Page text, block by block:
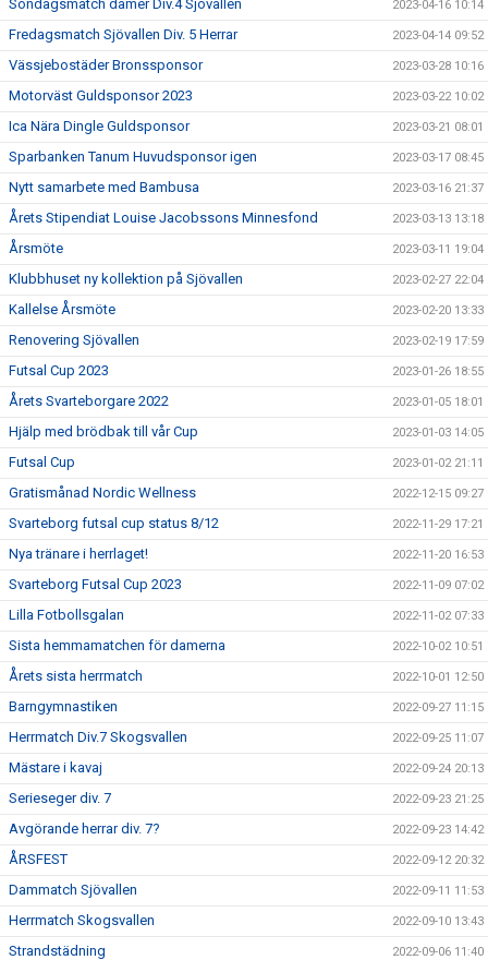
Söndagsmatch damer Div.4 Sjövallen 2023-04-16 10:14
Fredagsmatch Sjövallen Div. 5 Herrar 2023-04-14 09:52
Vässjebostäder Bronssponsor 2023-03-28 10:16
Motorväst Guldsponsor 2023 2023-03-22 10:02
Ica Nära Dingle Guldsponsor 2023-03-21 08:01
Sparbanken Tanum Huvudsponsor igen 2023-03-17 08:45
Nytt samarbete med Bambusa 2023-03-16 21:37
Årets Stipendiat Louise Jacobssons Minnesfond 2023-03-13 13:18
Årsmöte 2023-03-11 19:04
Klubbhuset ny kollektion på Sjövallen 2023-02-27 22:04
Kallelse Årsmöte 2023-02-20 13:33
Renovering Sjövallen 2023-02-19 17:59
Futsal Cup 2023 2023-01-26 18:55
Årets Svarteborgare 2022 2023-01-05 18:01
Hjälp med brödbak till vår Cup 2023-01-03 14:05
Futsal Cup 2023-01-02 21:11
Gratismånad Nordic Wellness 2022-12-15 09:27
Svarteborg futsal cup status 8/12 2022-11-29 17:21
Nya tränare i herrlaget! 2022-11-20 16:53
Svarteborg Futsal Cup 2023 2022-11-09 07:02
Lilla Fotbollsgalan 2022-11-02 07:33
Sista hemmamatchen för damerna 2022-10-02 10:51
Årets sista herrmatch 2022-10-01 12:50
Barngymnastiken 2022-09-27 11:15
Herrmatch Div.7 Skogsvallen 2022-09-25 11:07
Mästare i kavaj 2022-09-24 20:13
Serieseger div. 7 2022-09-23 21:25
Avgörande herrar div. 7? 2022-09-23 14:42
ÅRSFEST 2022-09-12 20:32
Dammatch Sjövallen 2022-09-11 11:53
Herrmatch Skogsvallen 2022-09-10 13:43
Strandstädning 2022-09-06 11:40